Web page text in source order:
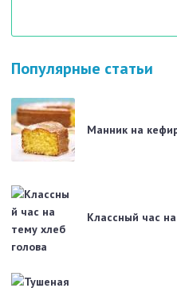
Популярные статьи
Манник на
Классный час